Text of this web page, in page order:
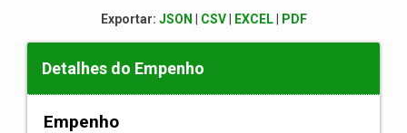
Exportar: JSON CSV| EXCEL| PDF
Detalhes do Empenho
Empenho